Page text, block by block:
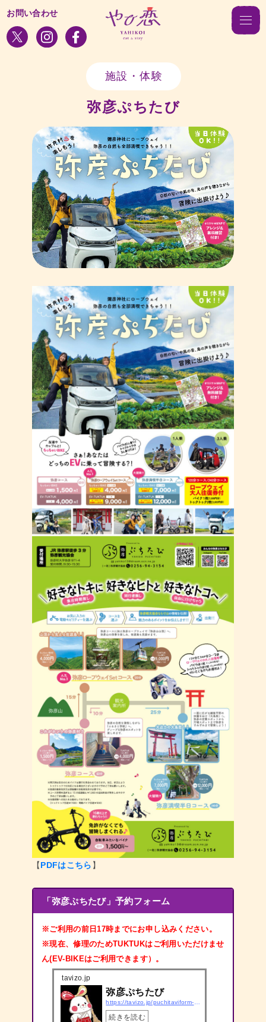
お問い合わせ
施設・体験
弥彦ぷちたび
【PDFはこちら 】
「弥彦ぷちたび」予約フォーム
※ご利用の前日17時までにお申し込みください。
※現在、修理のためTUKTUKはご利用いただけませ
ん(EV-BIKEはご利用できます）。
tavizo.jp
弥彦ぷちたび
続きを読む